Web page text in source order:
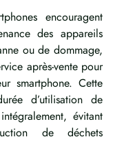
encouragent
des appareils
ou de dommage,
après-vente pour
smartphone. Cette
d’utilisation de
évitant
de déchets